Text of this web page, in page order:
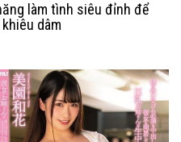
làm tình siêu đỉnh để
dâm